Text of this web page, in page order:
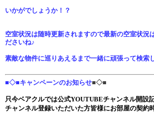
いかがでしょうか！？
空室状況は随時更新されますので最新の空室状況
ださいね♪
素敵な物件に巡りあえるまで一緒に頑張って検索
■◇■キャンペーンのお知らせ■◇■
只今ベアクルでは公式YOUTUBEチャンネル開設
チャンネル登録いただいた方皆様にお部屋の契約